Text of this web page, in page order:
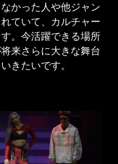
かった人や他ジャン
ていて、カルチャー
。今活躍できる場所
来さらに大きな舞台
きたいです。